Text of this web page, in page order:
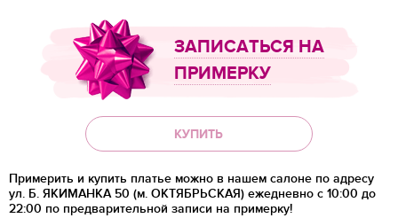
ЗАПИСАТЬСЯ НА
ПРИМЕРКУ
КУПИТЬ
Примерить и купить платье можно в нашем салоне по адресу
ул. Б. ЯКИМАНКА 50 (м. ОКТЯБРЬСКАЯ) ежедневно с 10:00 до
22:00 по предварительной записи на примерку!